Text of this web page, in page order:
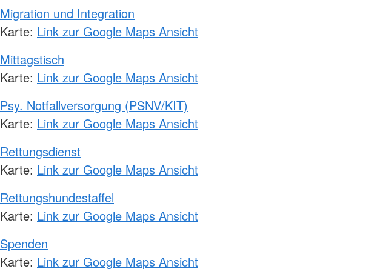
Migration und Integration
Karte: Link zur Google Maps Ansicht
Mittagstisch
Karte: Link zur Google Maps Ansicht
Psy. Notfallversorgung (PSNV/KIT)
Karte: Link zur Google Maps Ansicht
Rettungsdienst
Karte: Link zur Google Maps Ansicht
Rettungshundestaffel
Karte: Link zur Google Maps Ansicht
Spenden
Karte: Link zur Google Maps Ansicht